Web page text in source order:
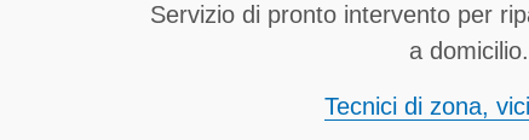
Servizio di pronto intervento per
a domicilio.
Tecnici di zona,